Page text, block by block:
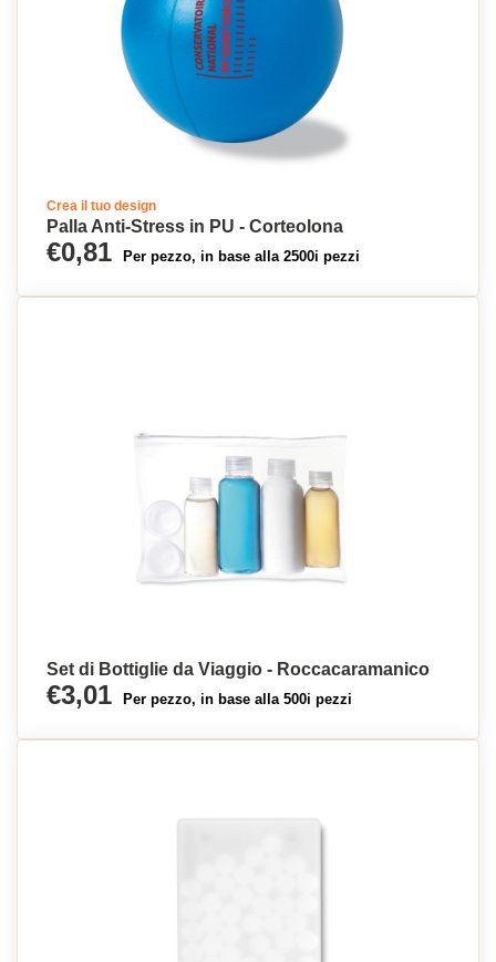
Crea il tuo design
Palla Anti-Stress in PU - Corteolona
€0,81 Per pezzo, in base alla 2500i pezzi
Set di Bottiglie da Viaggio - Roccacaramanico
€3,01 Per pezzo, in base alla 500i pezzi